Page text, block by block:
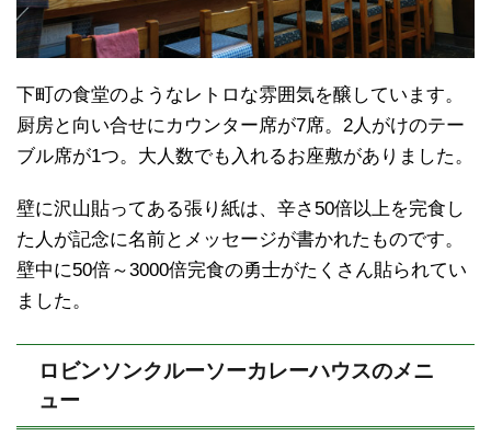
下町の食堂のようなレトロな雰囲気を醸しています。
厨房と向い合せにカウンター席が7席。2人がけのテー
ブル席が1つ。大人数でも入れるお座敷がありました。
壁に沢山貼ってある張り紙は、辛さ50倍以上を完食し
た人が記念に名前とメッセージが書かれたものです。
壁中に50倍～3000倍完食の勇士がたくさん貼られてい
ました。
ロビンソンクルーソーカレーハウスのメニ
ュー